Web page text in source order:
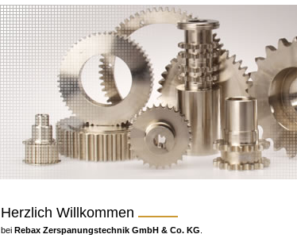
Herzlich Willkommen
bei Rebax Zerspanungstechnik GmbH & Co. KG